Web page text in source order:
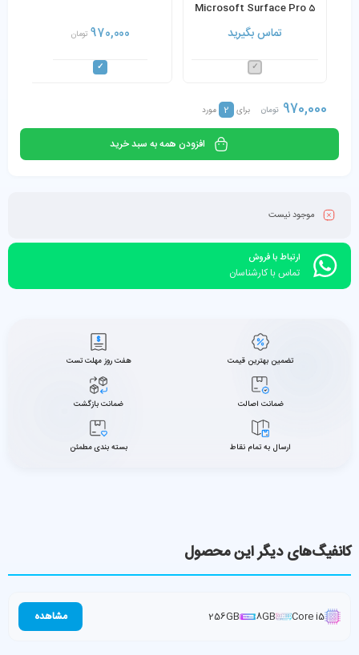
Microsoft Surface Pro 5
Core i7-7660U 8GB 256GB
تماس بگیرید 970,000 تومان
970,000 تومان برای 2 مورد
افزودن همه به سبد خرید
موجود نیست
ارتباط با فروش
تماس با کارشناسان
تضمین بهترین قیمت هفت روز مهلت تست
ضمانت اصالت ضمانت بازگشت
ارسال به تمام نقاط بسته بندی مطمئن
کانفیگ‌های دیگر این محصول
Core i5
8GB
256GB مشاهده